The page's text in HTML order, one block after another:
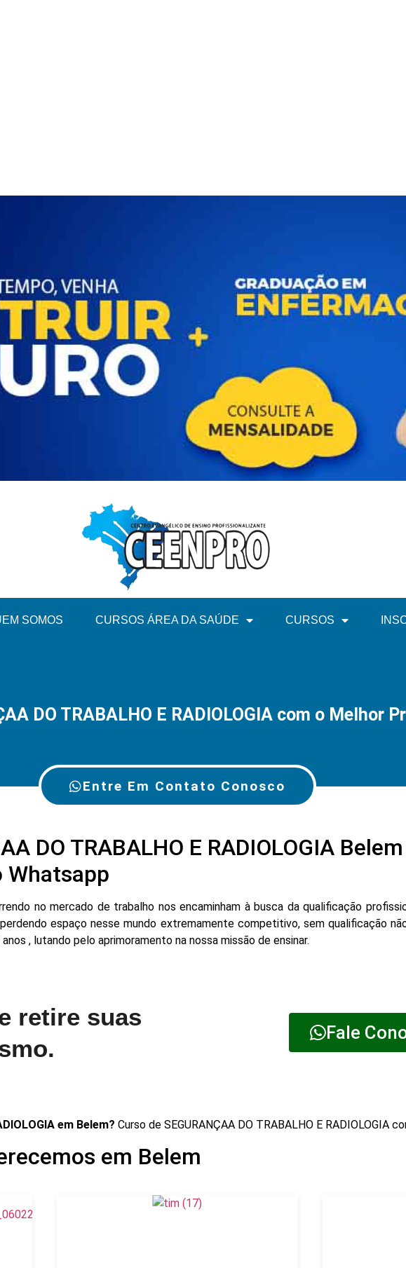
SOMOS CURSOS ÁREA DA SAÚDE CURSOS
DO TRABALHO E RADIOLOGIA com o Melhor
Entre Em Contato Conosco
DO TRABALHO E RADIOLOGIA
no mercado de trabalho nos encaminham à busca da qualificação
espaço nesse mundo extremamente competitivo, sem qualificação
, lutando pelo aprimoramento na nossa missão de ensinar.
retire suas
Fale
em Belem? Curso de SEGURANÇAA DO TRABALHO E RADIOLOGIA
em Belem